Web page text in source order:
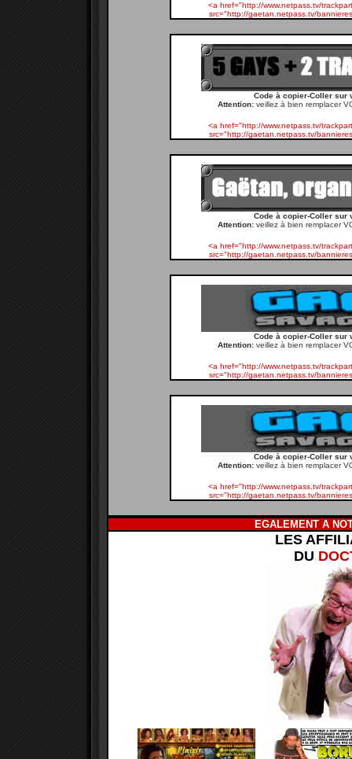
<a href="http://www.netpass.tv/
src="http://gaetan.netpass.tv/
Code à copier-Coller sur
Attention: veillez à bien remplacer
<a href="http://www.netpass.tv/
src="http://gaetan.netpass.tv/
Code à copier-Coller sur
Attention: veillez à bien remplacer
<a href="http://www.netpass.tv/
src="http://gaetan.netpass.tv/
Code à copier-Coller sur
Attention: veillez à bien remplacer
<a href="http://www.netpass.tv/
src="http://gaetan.netpass.tv/
Code à copier-Coller sur
Attention: veillez à bien remplacer
<a href="http://www.netpass.tv/
src="http://gaetan.netpass.tv/
EGALEMENT A
LES
DU